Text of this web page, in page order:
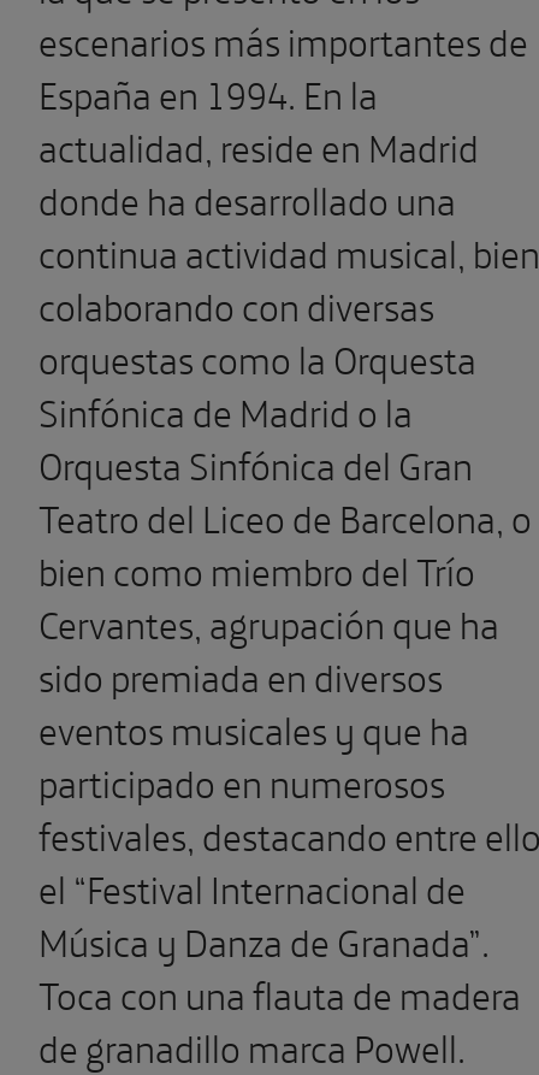
escenarios más importantes de
España en 1994. En la
actualidad, reside en Madrid
donde ha desarrollado una
continua actividad musical, bien
colaborando con diversas
orquestas como la Orquesta
Sinfónica de Madrid o la
Orquesta Sinfónica del Gran
Teatro del Liceo de Barcelona, o
bien como miembro del Trío
Cervantes, agrupación que ha
sido premiada en diversos
eventos musicales y que ha
participado en numerosos
festivales, destacando entre
el “Festival Internacional de
Música y Danza de Granada”.
Toca con una flauta de madera
de granadillo marca Powell.